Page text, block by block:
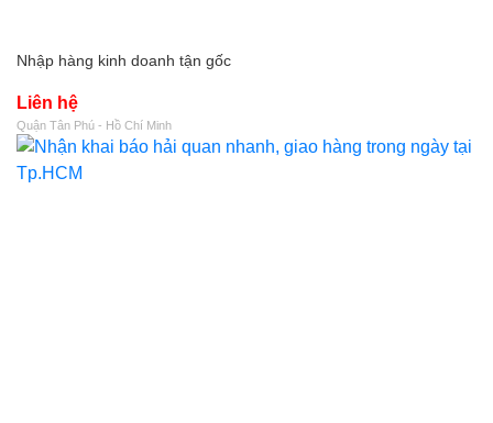
Nhập hàng kinh doanh tận gốc
Liên hệ
Quận Tân Phú - Hồ Chí Minh